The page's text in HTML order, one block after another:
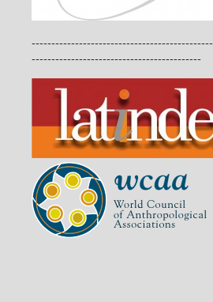
-------------------------------------------